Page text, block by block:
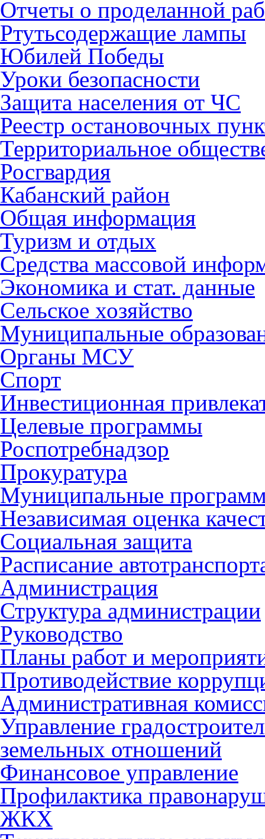
Отчеты о проделанной
Ртутьсодержащие лампы
Юбилей Победы
Уроки безопасности
Защита населения от ЧС
Реестр остановочных
Территориальное
Росгвардия
Кабанский район
Общая информация
Туризм и отдых
Средства массовой
Экономика и стат. данные
Сельское хозяйство
Муниципальные
Органы МСУ
Спорт
Инвестиционная
Целевые программы
Роспотребнадзор
Прокуратура
Муниципальные
Независимая оценка
Социальная защита
Расписание
Администрация
Структура администрации
Руководство
Планы работ и
Противодействие
Административная
Управление
земельных отношений
Финансовое управление
Профилактика
ЖКХ